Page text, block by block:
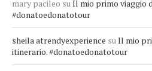
mary pacileo suIl mio primo viaggio
#donatoedonatotour
sheila atrendyexperience suIl mio
itinerario. #donatoedonatotour